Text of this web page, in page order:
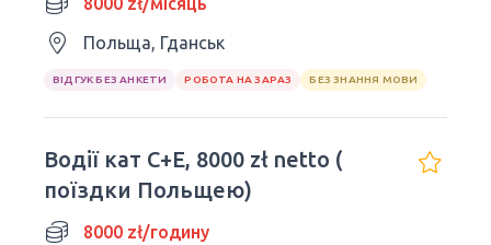
Польща, Гданськ
ВІДГУК БЕЗ АНКЕТИ РОБОТА НА ЗАРАЗ БЕЗ ЗНАННЯ МОВИ
Водiї кат С+E, 8000 zł netto (
поїздки Польщею)
8000 zł/годину